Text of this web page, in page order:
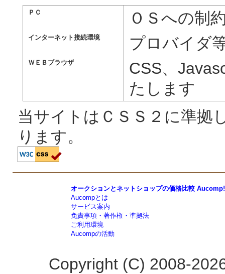
ＰＣ ＯＳへの制
インターネット接続環境 プロバイダ
ＷＥＢブラウザ
CSS、
たします
当サイトはＣＳＳ２に準拠
ります。
オークションとネットショップの価格比較
Aucompとは
サービス案内
免責事項・著作権・準拠法
ご利用環境
Aucompの活動
Copyright (C) 2008-